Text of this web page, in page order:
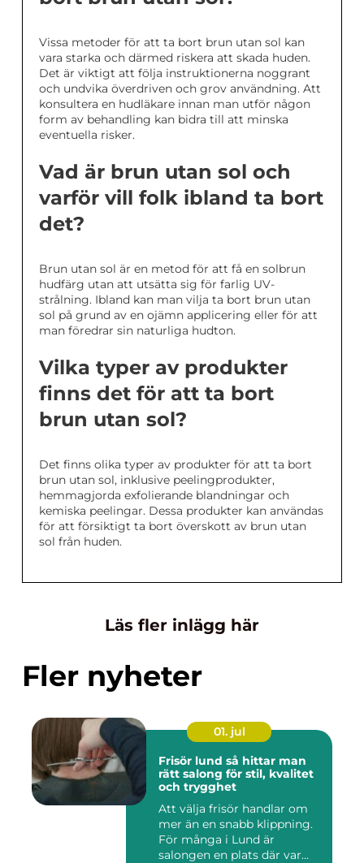
Vissa metoder för att ta bort brun utan sol kan
vara starka och därmed riskera att skada huden.
Det är viktigt att följa instruktionerna noggrant
och undvika överdriven och grov användning. Att
konsultera en hudläkare innan man utför någon
form av behandling kan bidra till att minska
eventuella risker.
Vad är brun utan sol och
varför vill folk ibland ta bort
det?
Brun utan sol är en metod för att få en solbrun
hudfärg utan att utsätta sig för farlig UV-
strålning. Ibland kan man vilja ta bort brun utan
sol på grund av en ojämn applicering eller för att
man föredrar sin naturliga hudton.
Vilka typer av produkter
finns det för att ta bort
brun utan sol?
Det finns olika typer av produkter för att ta bort
brun utan sol, inklusive peelingprodukter,
hemmagjorda exfolierande blandningar och
kemiska peelingar. Dessa produkter kan användas
för att försiktigt ta bort överskott av brun utan
sol från huden.
Läs fler inlägg här
Fler nyheter
01. jul
Frisör lund så hittar man
rätt salong för stil, kvalitet
och trygghet
Att välja frisör handlar om
mer än en snabb klippning.
För många i Lund är
salongen en plats där var...